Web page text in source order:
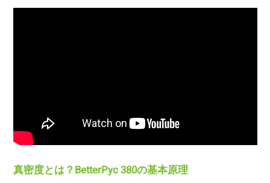
真密度とは？BetterPyc 380の基本原理